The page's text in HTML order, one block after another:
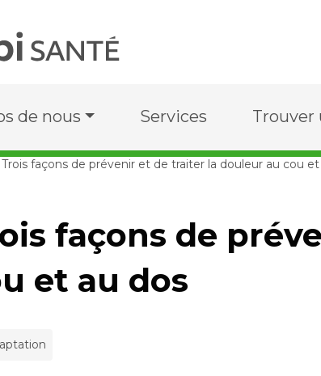
de nous Services Trouver
Trois façons de prévenir et de traiter la douleur au cou
façons de
et au dos